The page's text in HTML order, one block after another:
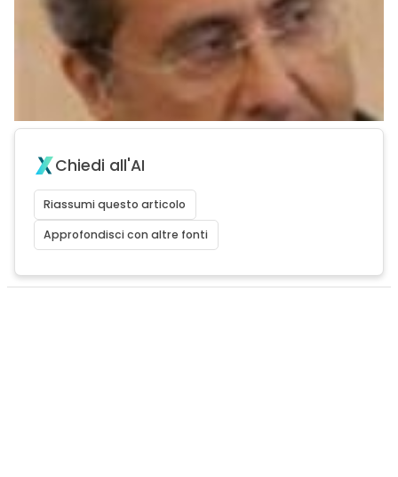
Chiedi all'AI
Riassumi questo articolo
Approfondisci con altre fonti